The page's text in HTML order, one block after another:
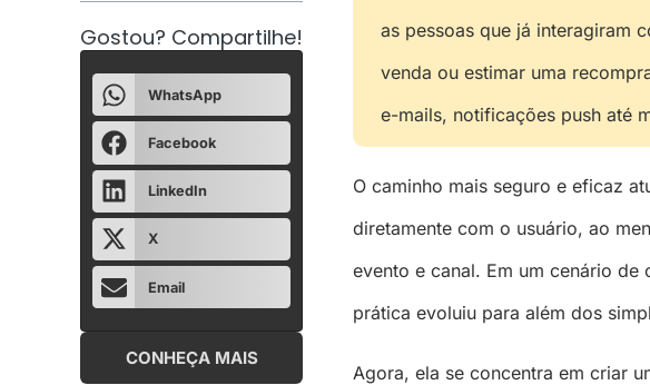
Gostou? Compartilhe!
WhatsApp
Facebook
LinkedIn
X
Email
CONHEÇA MAIS
as pessoas que já interagiram
venda ou estimar uma
e-mails, notificações push até
O caminho mais seguro e eficaz
diretamente com o usuário, ao
evento e canal. Em um cenário de
prática evoluiu para além dos
Agora, ela se concentra em criar